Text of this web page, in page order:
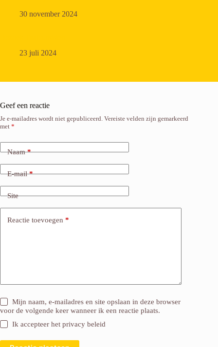
30 november 2024
23 juli 2024
Geef een reactie
Je e-mailadres wordt niet gepubliceerd. Vereiste velden zijn gemarkeerd
met *
Naam*
E-mail*
Site
Reactie toevoegen *
Mijn naam, e-mailadres en site opslaan in deze browser
voor de volgende keer wanneer ik een reactie plaats.
Ik accepteer hetprivacy beleid